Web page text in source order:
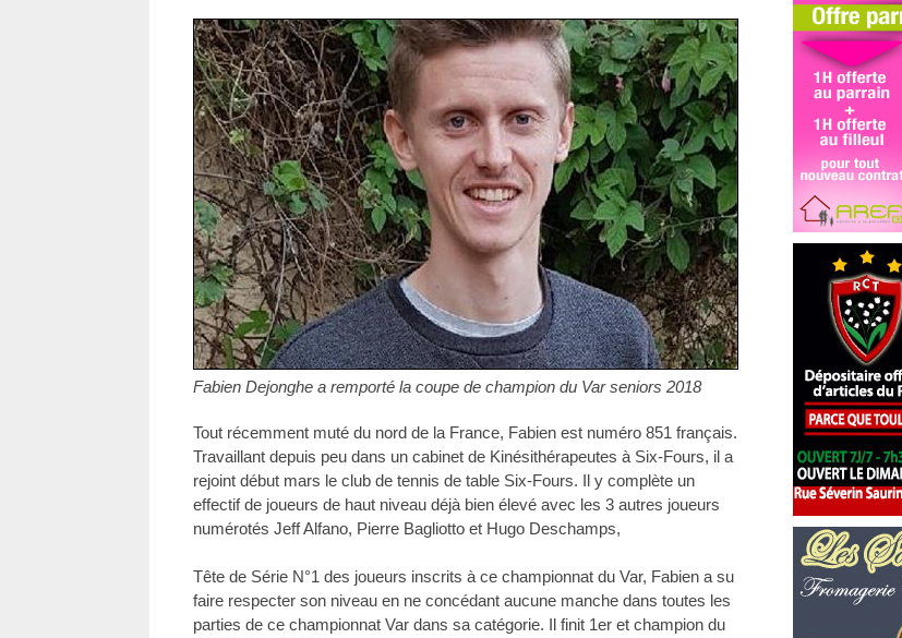
Fabien Dejonghe a remporté la coupe de champion du Var seniors 2018
Tout récemment muté du nord de la France, Fabien est numéro 851 français.
Travaillant depuis peu dans un cabinet de Kinésithérapeutes à Six-Fours, il a
rejoint début mars le club de tennis de table Six-Fours. Il y complète un
effectif de joueurs de haut niveau déjà bien élevé avec les 3 autres joueurs
numérotés Jeff Alfano, Pierre Bagliotto et Hugo Deschamps,
Tête de Série N°1 des joueurs inscrits à ce championnat du Var, Fabien a su
faire respecter son niveau en ne concédant aucune manche dans toutes les
parties de ce championnat Var dans sa catégorie. Il finit 1er et champion du